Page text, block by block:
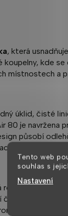
Tento web
souhlas s
Nastavení
, která
koupelny, kde
místnostech a
úklid, čisté
80 je navržena
působí
rovnováha mezi
vzhled a